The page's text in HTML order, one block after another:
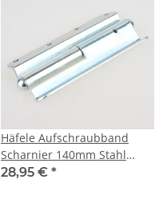
Häfele Aufschraubband
Scharnier 140mm Stahl
verzinkt Anschlag rechts
28,95 € *